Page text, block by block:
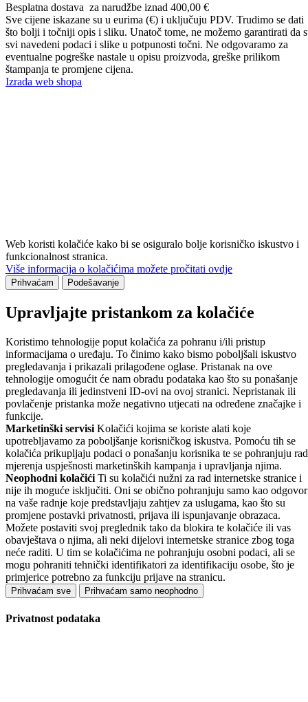
Besplatna dostava za narudžbe iznad 400,00 €
Sve cijene iskazane su u eurima (€) i uključuju PDV. Trudimo se dati
što bolji i točniji opis i sliku. Unatoč tome, ne možemo garantirati da
svi navedeni podaci i slike u potpunosti točni. Ne odgovaramo za
eventualne pogreške nastale u opisu proizvoda, greške prilikom
štampanja te promjene cijena.
Izrada web shopa
Web koristi kolačiće kako bi se osiguralo bolje korisničko iskustvo i
funkcionalnost stranica.
Više informacija o kolačićima možete pročitati ovdje
Prihvaćam Podešavanje
Upravljajte pristankom za kolačiće
Koristimo tehnologije poput kolačića za pohranu i/ili pristup
informacijama o uređaju. To činimo kako bismo poboljšali iskustvo
pregledavanja i prikazali prilagođene oglase. Pristanak na ove
tehnologije omogućit će nam obradu podataka kao što su ponašanje
pregledavanja ili jedinstveni ID-ovi na ovoj stranici. Nepristanak ili
povlačenje pristanka može negativno utjecati na određene značajke i
funkcije.
Marketinški servisi Kolačići kojima se koriste alati koje
upotrebljavamo za poboljšanje korisničkog iskustva. Pomoću tih se
kolačića prikupljaju podaci o ponašanju korisnika te se pohranjuju
mjerenja uspješnosti marketinških kampanja i upravljanja njima.
Neophodni kolačići Ti su kolačići nužni za rad internetske stranice i
nije ih moguće isključiti. Oni se obično pohranjuju samo kao odgovor
na vaše radnje koje predstavljaju zahtjev za uslugama, kao što su
promjene postavki privatnosti, prijava ili ispunjavanje obrazaca.
Možete postaviti svoj preglednik tako da blokira te kolačiće ili vas
obavještava o njima, ali neki dijelovi internetske stranice zbog toga
neće raditi. U tim se kolačićima ne pohranjuju osobni podaci, ali se
mogu pohraniti tehnički identifikatori za identifikaciju osobe, što je
primjerice potrebno za funkciju prijave na stranicu.
Prihvaćam sve Prihvaćam samo neophodno
Privatnost podataka